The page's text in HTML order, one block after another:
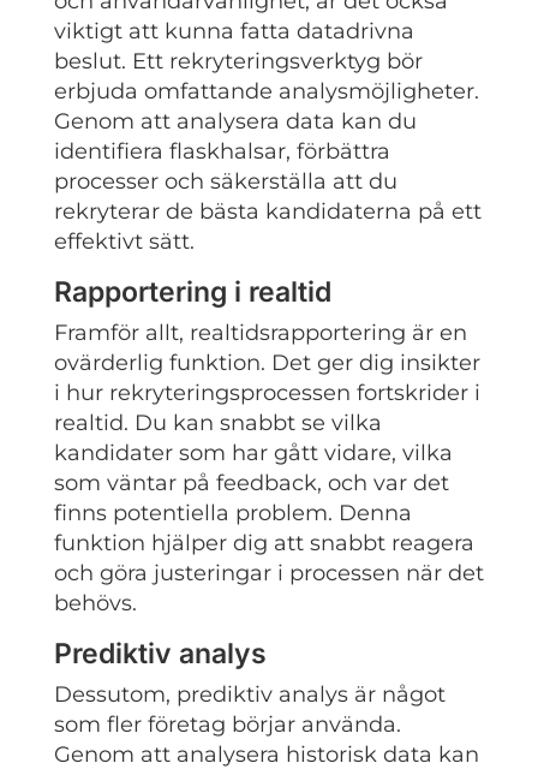
viktigt att kunna fatta datadrivna
beslut. Ett rekryteringsverktyg bör
erbjuda omfattande analysmöjligheter.
Genom att analysera data kan du
identifiera flaskhalsar, förbättra
processer och säkerställa att du
rekryterar de bästa kandidaterna på ett
effektivt sätt.
Rapportering i realtid
Framför allt, realtidsrapportering är en
ovärderlig funktion. Det ger dig insikter
i hur rekryteringsprocessen fortskrider i
realtid. Du kan snabbt se vilka
kandidater som har gått vidare, vilka
som väntar på feedback, och var det
finns potentiella problem. Denna
funktion hjälper dig att snabbt reagera
och göra justeringar i processen när det
behövs.
Prediktiv analys
Dessutom, prediktiv analys är något
som fler företag börjar använda.
Genom att analysera historisk data kan